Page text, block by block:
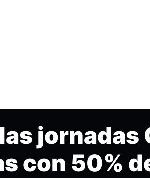
jornadas
con 50%